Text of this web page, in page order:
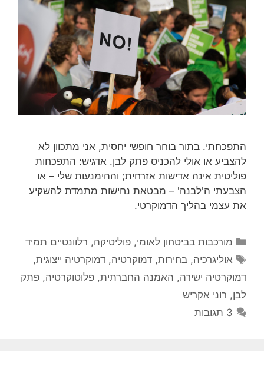
התפכחתי. בתור בוחר חופשי יחסית, אני מתכוון לא
להצביע או אולי להכניס פתק לבן. אדגיש: התפכחות
פוליטית אינה אדישות אזרחית; וההימנעות שלי – או
הצבעתי ה'לבנה' – מבטאת נחישות מתמדת להשקיע
את עצמי בהליך הדמוקרטי.
קטגוריות
מורכבות בביטחון לאומי,פוליטיקה, רלוונטיים תמיד
תגיות
אוליגרכיה,בחירות,דמוקרטיה,דמוקרטיה ייצוגית,
דמוקרטיה ישירה, האמנה החברתית, פלוטוקרטיה, פתק
לבן, רוני אקריש
3 תגובות